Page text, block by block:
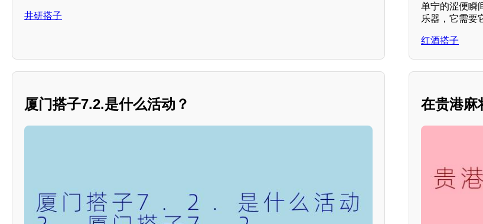
井研搭子
单宁的涩便瞬
乐器，它需要
红酒搭子
厦门搭子7.2.是什么活动？ 在贵港麻